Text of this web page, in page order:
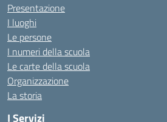
Presentazione
I luoghi
Le persone
I numeri della scuola
Le carte della scuola
Organizzazione
La storia
I Servizi